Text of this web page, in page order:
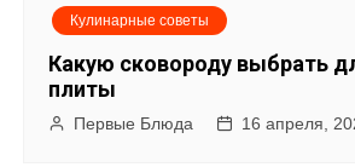
Кулинарные советы
Какую сковороду выбрать
плиты
Первые Блюда 16 апреля,